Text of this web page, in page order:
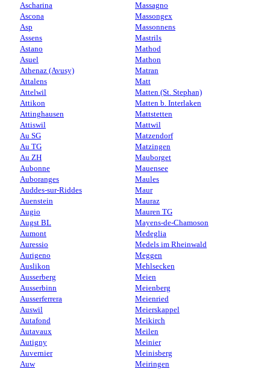
Ascharina
Ascona
Asp
Assens
Astano
Asuel
Athenaz (Avusy)
Attalens
Attelwil
Attikon
Attinghausen
Attiswil
Au SG
Au TG
Au ZH
Aubonne
Auboranges
Auddes-sur-Riddes
Auenstein
Augio
Augst BL
Aumont
Auressio
Aurigeno
Auslikon
Ausserberg
Ausserbinn
Ausserferrera
Auswil
Autafond
Autavaux
Autigny
Auvernier
Auw
Massagno
Massongex
Massonnens
Mastrils
Mathod
Mathon
Matran
Matt
Matten (St. Stephan)
Matten b. Interlaken
Mattstetten
Mattwil
Matzendorf
Matzingen
Mauborget
Mauensee
Maules
Maur
Mauraz
Mauren TG
Mayens-de-Chamoson
Medeglia
Medels im Rheinwald
Meggen
Mehlsecken
Meien
Meienberg
Meienried
Meierskappel
Meikirch
Meilen
Meinier
Meinisberg
Meiringen